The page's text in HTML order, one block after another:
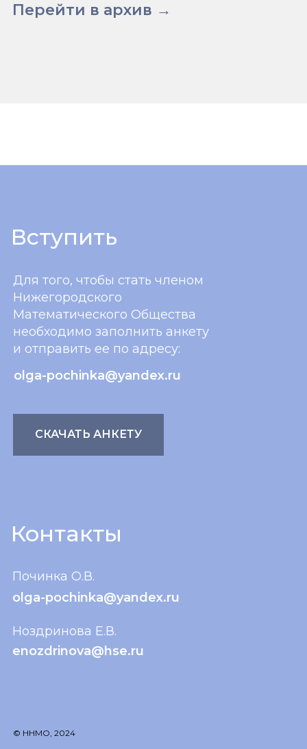
Перейти в архив →
Вступить
Для того, чтобы стать членом
Нижегородского
Математического Общества
необходимо заполнить анкету
и отправить ее по адресу:
СКАЧАТЬ АНКЕТУ
olga-pochinka@yandex.ru
Контакты
Починка О.В.
Ноздринова Е.В.
© ННМО, 2024
olga-pochinka@yandex.ru
enozdrinova@hse.ru